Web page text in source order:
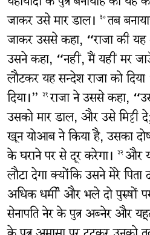
जाकर उसे मार डाल। ३०तब
जाकर उससे कहा, “राजा की
उसने कहा, “नहीं, मैं यहीं मर
लौटकर यह सन्देश राजा को
दिया।” ३१राजा ने उससे कहा,
उसको मार डाल, और उसे मिट्टी
खून योआब ने किया है, उसका
के घराने पर से दूर करेगा। ३२और
लौटा देगा क्योंकि उसने मेरे
अधिक धर्मी और भले दो पुरुषों
सेनापति नेर के पुत्र अब्नेर और